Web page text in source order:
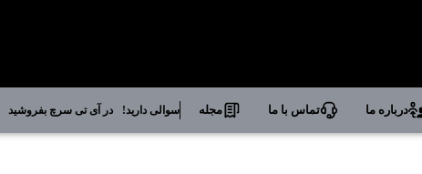
درباره ما تماس با ما مجله سوالی دارید! در آی تی سرچ بفروشید